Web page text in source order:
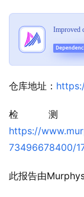
仓库地址：
检测
https://
73496678400/
此报告由